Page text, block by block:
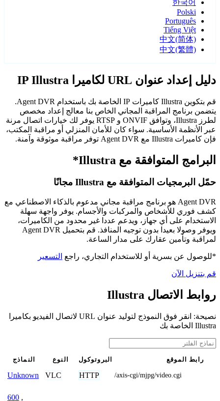
한국어
Polski
Português
Tiếng Việt
中文(简体)
中文(繁體)
دليل إعداد عنوان URL لكاميرا IP Illustra
قم بتكوين Illustra كاميرات IP الخاصة بك باستخدام Agent DVR.
يتضمن برنامج المراقبة المجاني الخاص بنا معالج إعداد مخصص
لطرز Illustra، وتوافق ONVIF و RTSP يوفر لك خيارات اتصال مرنة
عبر الأنظمة الأساسية. سواء كان للأمان المنزلي أو مراقبة المكتب،
فإن كاميرات Illustra مع Agent DVR توفر مراقبة موثوقة وآمنة.
البرامج المتوافقة مع Illustra*
حمّل البرمجيات المتوافقة مع Illustra مجانًا
Agent DVR هو برنامج مراقبة مجاني مدعوم بالذكاء الاصطناعي مع
كشف فوري للأشخاص والمركبات والأجسام. يوفر واجهة سهلة
الاستخدام على أي جهاز، ويدعم عددا غير محدود من الكاميرات،
ويوفر وصولا بعيدا بدون توجيه المنافذ. قم بتحميل Agent DVR
لمراقبة وتأمين عقارك على مدار الساعة.
*للوصول عن بسرية أو للاستخدام التجاري، راجع التسعير
قم بتنزيل الآن
روابط الاتصال Illustra
نصيحة: انقر فوق النموذج لتوليد عنوان URL لاتصال الفيديو بكاميرا
Illustra الخاصة بك
النماذج النوع البروتوكول رابط الموقع
Unknown VLC HTTP /axis-cgi/mjpg/video.cgi
600 ,